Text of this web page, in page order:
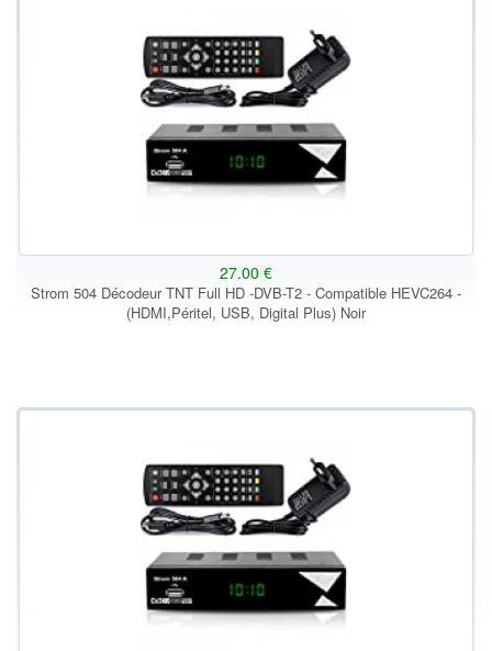
27.00 €
Strom 504 Décodeur TNT Full HD -DVB-T2 - Compatible HEVC264 -
(HDMI,Péritel, USB, Digital Plus) Noir